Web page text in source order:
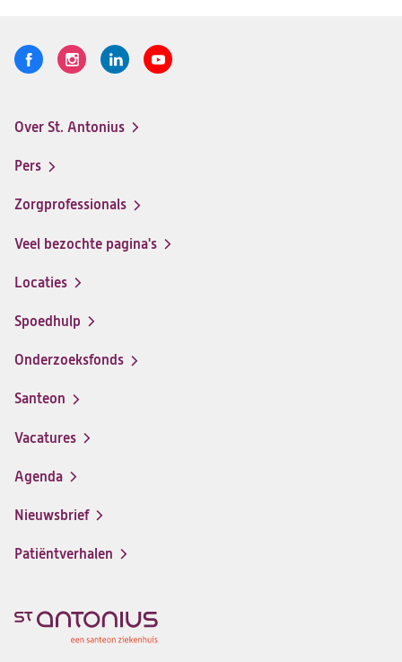
Volg
Logo
een
ziekenhuis
op
Logo
een
op
Logo
een
op
Logo
menu
Over St. Antonius
Pers
Zorgprofessionals
Veel bezochte pagina's
Locaties
Spoedhulp
Onderzoeksfonds
Santeon
(opent
in
nieuwe
Vacatures
(opent
in
nieuwe
Agenda
Nieuwsbrief
Patiëntverhalen